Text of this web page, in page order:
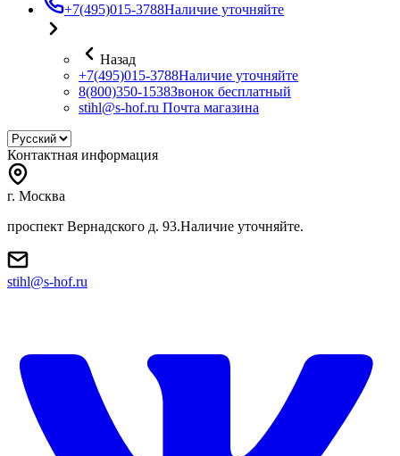
+7(495)015-3788Наличие уточняйте
Назад
+7(495)015-3788Наличие уточняйте
8(800)350-1538Звонок бесплатный
stihl@s-hof.ru Почта магазина
Контактная информация
г. Москва
проспект Вернадского д. 93.Наличие уточняйте.
stihl@s-hof.ru